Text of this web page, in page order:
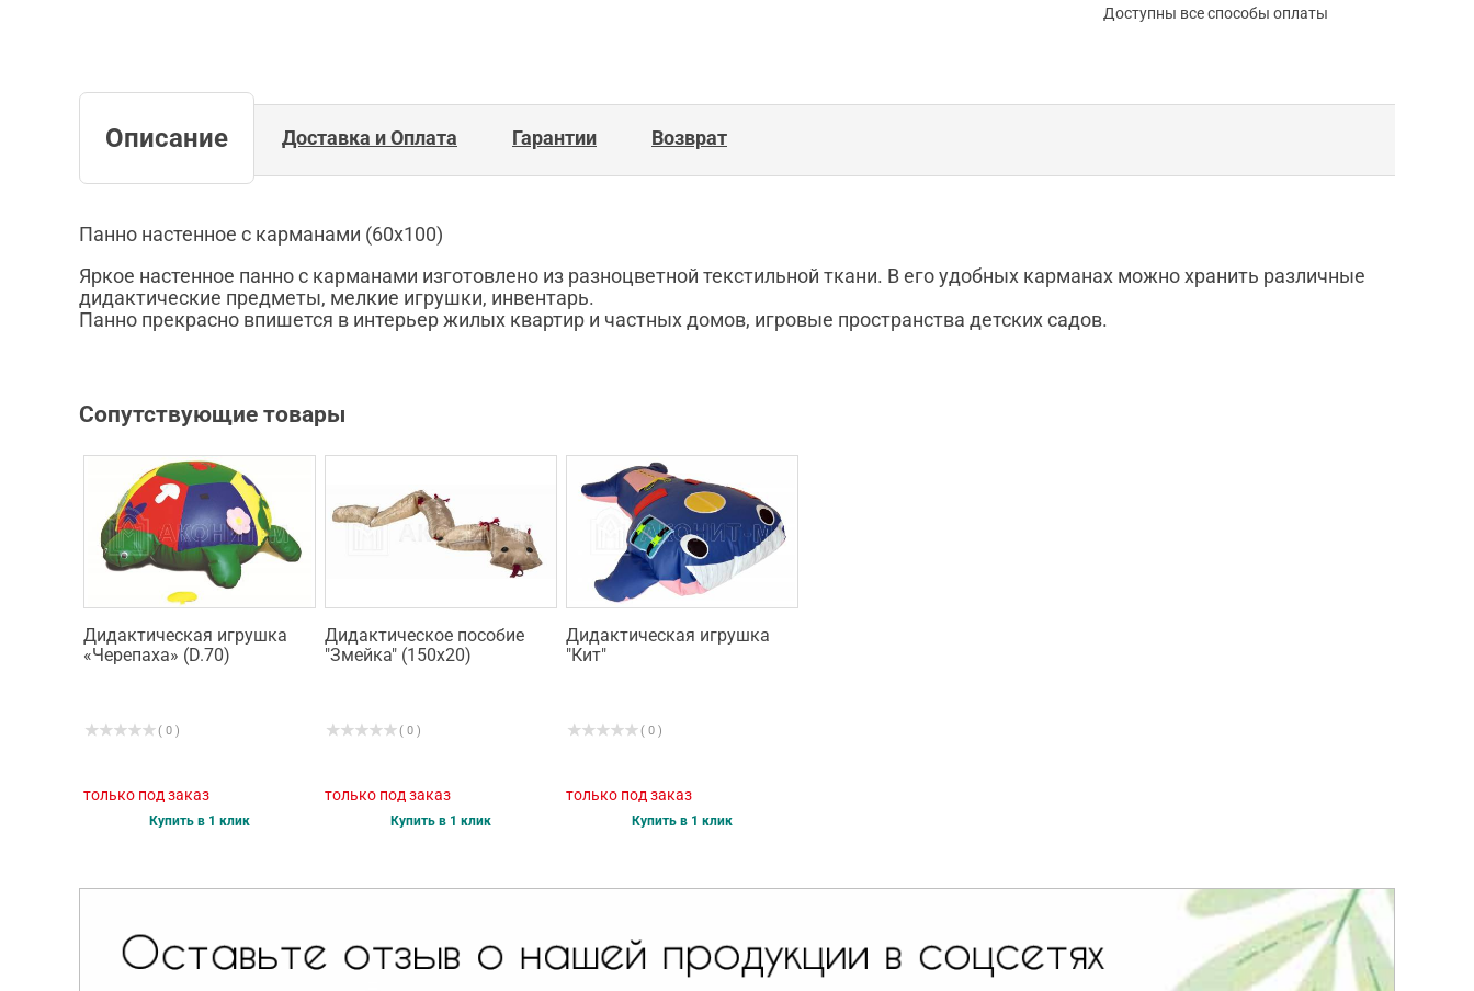
Доступны все способы оплаты
Описание Доставка и Оплата Гарантии Возврат
Панно настенное с карманами (60х100)
Яркое настенное панно с карманами изготовлено из разноцветной текстильной ткани. В его удобных карманах можно хранить различные
дидактические предметы, мелкие игрушки, инвентарь.
Панно прекрасно впишется в интерьер жилых квартир и частных домов, игровые пространства детских садов.
Сопутствующие товары
Дидактическая игрушка
«Черепаха» (D.70)
( 0 )
только под заказ
Купить в 1 клик
Дидактическое пособие
"Змейка" (150х20)
( 0 )
только под заказ
Купить в 1 клик
Дидактическая игрушка
"Кит"
( 0 )
только под заказ
Купить в 1 клик